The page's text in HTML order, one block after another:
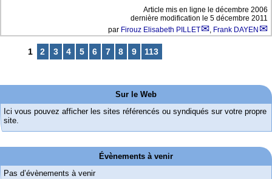
Article mis en ligne le décembre 2006
dernière modification le 5 décembre 2011
par Firouz Elisabeth PILLET Frank DAYEN
1 2 3 4 5 6 7 8 9 113
Sur le Web
Ici vous pouvez afficher les sites référencés ou syndiqués sur votre propre
site.
Évènements à venir
Pas d’évènements à venir